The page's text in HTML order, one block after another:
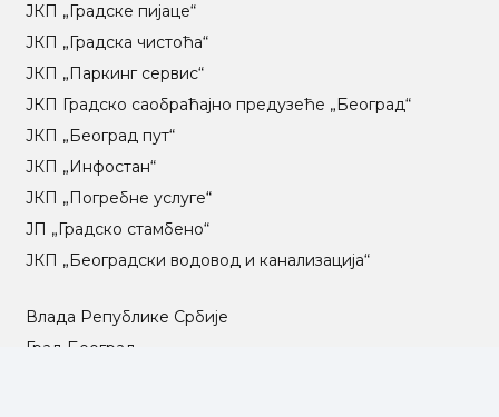
ЈКП „Градске пијаце“
ЈКП „Градска чистоћа“
ЈКП „Паркинг сервис“
ЈКП Градско саобраћајно предузеће „Београд“
ЈКП „Београд пут“
ЈКП „Инфостан“
ЈКП „Погребне услуге“
ЈП „Градско стамбено“
ЈКП „Београдски водовод и канализација“
Влада Републике Србије
Град Београд